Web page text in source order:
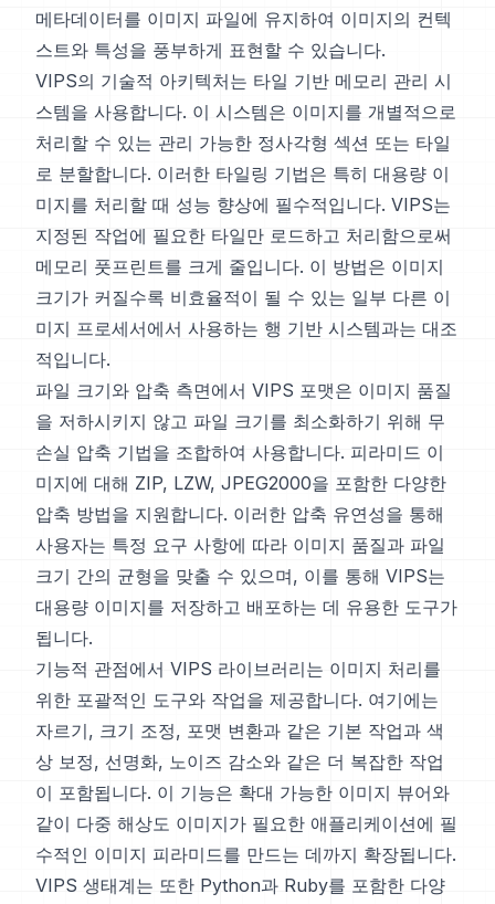
메타데이터를 이미지 파일에 유지하여 이미지의 컨텍
스트와 특성을 풍부하게 표현할 수 있습니다.
VIPS의 기술적 아키텍처는 타일 기반 메모리 관리 시
스템을 사용합니다. 이 시스템은 이미지를 개별적으로
처리할 수 있는 관리 가능한 정사각형 섹션 또는 타일
로 분할합니다. 이러한 타일링 기법은 특히 대용량 이
미지를 처리할 때 성능 향상에 필수적입니다. VIPS는
지정된 작업에 필요한 타일만 로드하고 처리함으로써
메모리 풋프린트를 크게 줄입니다. 이 방법은 이미지
크기가 커질수록 비효율적이 될 수 있는 일부 다른 이
미지 프로세서에서 사용하는 행 기반 시스템과는 대조
적입니다.
파일 크기와 압축 측면에서 VIPS 포맷은 이미지 품질
을 저하시키지 않고 파일 크기를 최소화하기 위해 무
손실 압축 기법을 조합하여 사용합니다. 피라미드 이
미지에 대해 ZIP, LZW, JPEG2000을 포함한 다양한
압축 방법을 지원합니다. 이러한 압축 유연성을 통해
사용자는 특정 요구 사항에 따라 이미지 품질과 파일
크기 간의 균형을 맞출 수 있으며, 이를 통해 VIPS는
대용량 이미지를 저장하고 배포하는 데 유용한 도구가
됩니다.
기능적 관점에서 VIPS 라이브러리는 이미지 처리를
위한 포괄적인 도구와 작업을 제공합니다. 여기에는
자르기, 크기 조정, 포맷 변환과 같은 기본 작업과 색
상 보정, 선명화, 노이즈 감소와 같은 더 복잡한 작업
이 포함됩니다. 이 기능은 확대 가능한 이미지 뷰어와
같이 다중 해상도 이미지가 필요한 애플리케이션에 필
수적인 이미지 피라미드를 만드는 데까지 확장됩니다.
VIPS 생태계는 또한 Python과 Ruby를 포함한 다양